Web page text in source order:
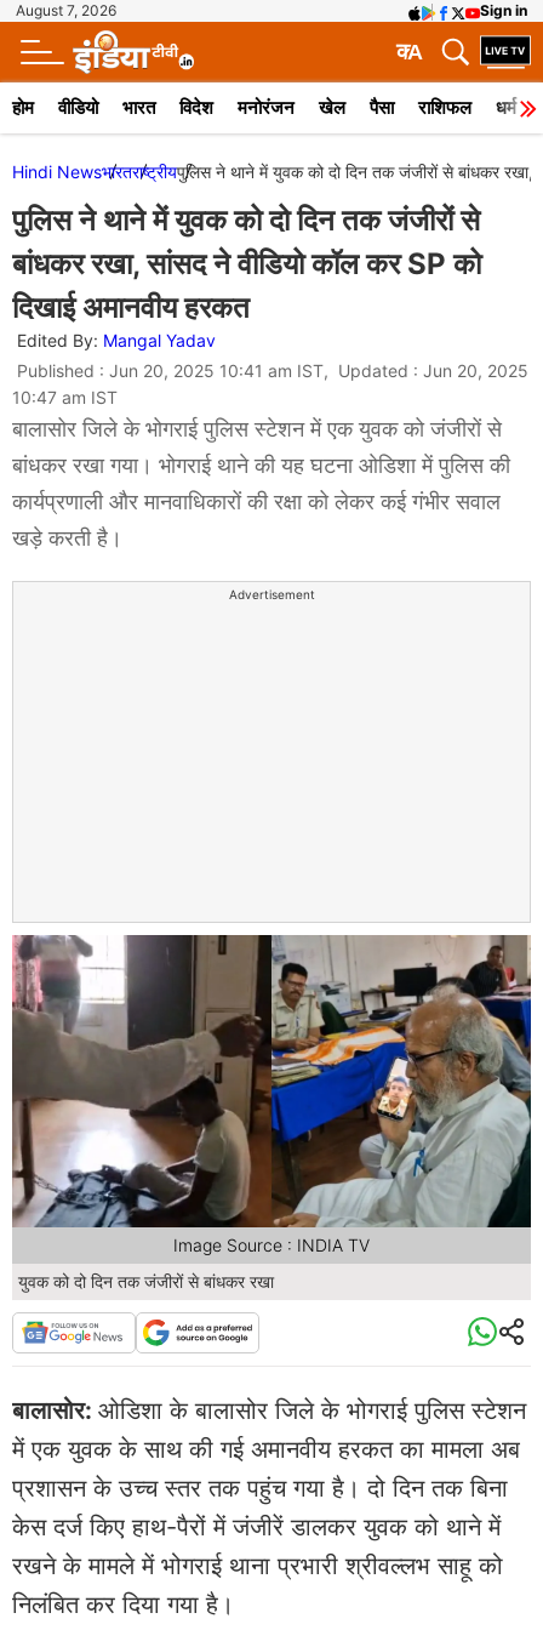
August 7, 2026 Sign in
A
क
होम वीडियो भारत विदेश मनोरंजन खेल पैसा राशिफल धर्म
Hindi Newsभारतराष्ट्रीयपुलिस ने थाने में युवक को दो दिन तक जंजीरों से बांधकर रखा,
पुलिस ने थाने में युवक को दो दिन तक जंजीरों से
बांधकर रखा, सांसद ने वीडियो कॉल कर SP को
दिखाई अमानवीय हरकत
Edited By: Mangal Yadav
Published : Jun 20, 2025 10:41 am IST, Updated : Jun 20, 2025
10:47 am IST
बालासोर जिले के भोगराई पुलिस स्टेशन में एक युवक को जंजीरों से
बांधकर रखा गया। भोगराई थाने की यह घटना ओडिशा में पुलिस की
कार्यप्रणाली और मानवाधिकारों की रक्षा को लेकर कई गंभीर सवाल
खड़े करती है।
Advertisement
युवक को दो दिन तक जंजीरों से बांधकर रखा
Image Source : INDIA TV
बालासोर: ओडिशा के बालासोर जिले के भोगराई पुलिस स्टेशन
में एक युवक के साथ की गई अमानवीय हरकत का मामला अब
प्रशासन के उच्च स्तर तक पहुंच गया है। दो दिन तक बिना
केस दर्ज किए हाथ-पैरों में जंजीरें डालकर युवक को थाने में
रखने के मामले में भोगराई थाना प्रभारी श्रीवल्लभ साहू को
निलंबित कर दिया गया है।